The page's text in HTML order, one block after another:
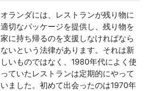
オランダには、レストランが残り物に
適切なパッケージを提供し、残り物を
家に持ち帰るのを支援しなければなら
ないという法律があります。それは新
しいものではなく、1980年代によく使
っていたレストランは定期的にやって
いました。初めて出会ったのは1970年